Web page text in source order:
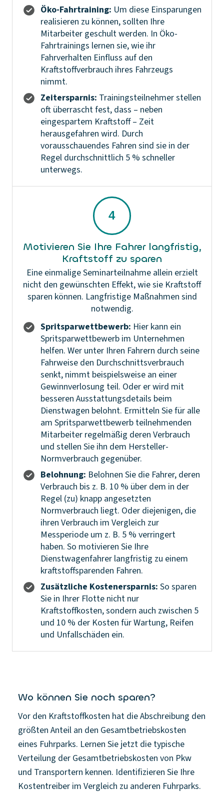
Öko-Fahrtraining: Um diese Einsparungen
realisieren zu können, sollten Ihre
Mitarbeiter geschult werden. In Öko-
Fahrtrainings lernen sie, wie ihr
Fahrverhalten Einfluss auf den
Kraftstoffverbrauch ihres Fahrzeugs
nimmt.
Zeitersparnis: Trainingsteilnehmer stellen
oft überrascht fest, dass – neben
eingespartem Kraftstoff – Zeit
herausgefahren wird. Durch
vorausschauendes Fahren sind sie in der
Regel durchschnittlich 5 % schneller
unterwegs.
Motivieren Sie Ihre Fahrer langfristig,
Kraftstoff zu sparen
Eine einmalige Seminarteilnahme allein erzielt
nicht den gewünschten Effekt, wie sie Kraftstoff
sparen können. Langfristige Maßnahmen sind
notwendig.
Spritsparwettbewerb: Hier kann ein
Spritsparwettbewerb im Unternehmen
helfen. Wer unter Ihren Fahrern durch seine
Fahrweise den Durchschnittsverbrauch
senkt, nimmt beispielsweise an einer
Gewinnverlosung teil. Oder er wird mit
besseren Ausstattungsdetails beim
Dienstwagen belohnt. Ermitteln Sie für alle
am Spritsparwettbewerb teilnehmenden
Mitarbeiter regelmäßig deren Verbrauch
und stellen Sie ihn dem Hersteller-
Normverbrauch gegenüber.
Belohnung: Belohnen Sie die Fahrer, deren
Verbrauch bis z. B. 10 % über dem in der
Regel (zu) knapp angesetzten
Normverbrauch liegt. Oder diejenigen, die
ihren Verbrauch im Vergleich zur
Messperiode um z. B. 5 % verringert
haben. So motivieren Sie Ihre
Dienstwagenfahrer langfristig zu einem
kraftstoffsparenden Fahren.
Zusätzliche Kostenersparnis: So sparen
Sie in Ihrer Flotte nicht nur
Kraftstoffkosten, sondern auch zwischen 5
und 10 % der Kosten für Wartung, Reifen
und Unfallschäden ein.
Wo können Sie noch sparen?
Vor den Kraftstoffkosten hat die Abschreibung den
größten Anteil an den Gesamtbetriebskosten
eines Fuhrparks. Lernen Sie jetzt die typische
Verteilung der Gesamtbetriebskosten von Pkw
und Transportern kennen. Identifizieren Sie Ihre
Kostentreiber im Vergleich zu anderen Fuhrparks.